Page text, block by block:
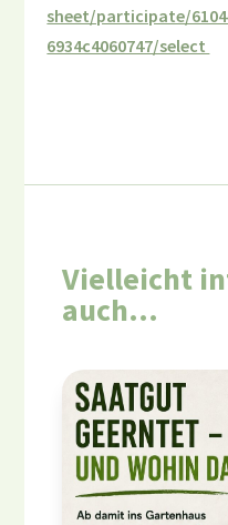
sheet/participate/
6934c4060747/select ‎
Vielleicht
auch…